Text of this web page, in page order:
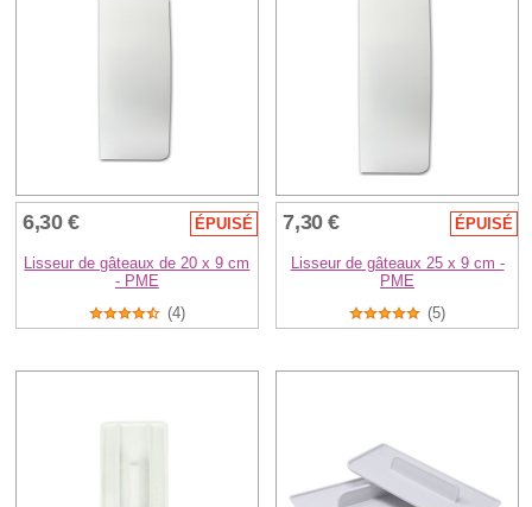
6,30 € ÉPUISÉ
Lisseur de gâteaux de 20 x 9 cm
- PME
(4)
7,30 € ÉPUISÉ
Lisseur de gâteaux 25 x 9 cm -
PME
(5)